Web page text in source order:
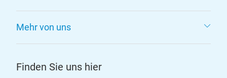
Mehr von uns
Finden Sie uns hier